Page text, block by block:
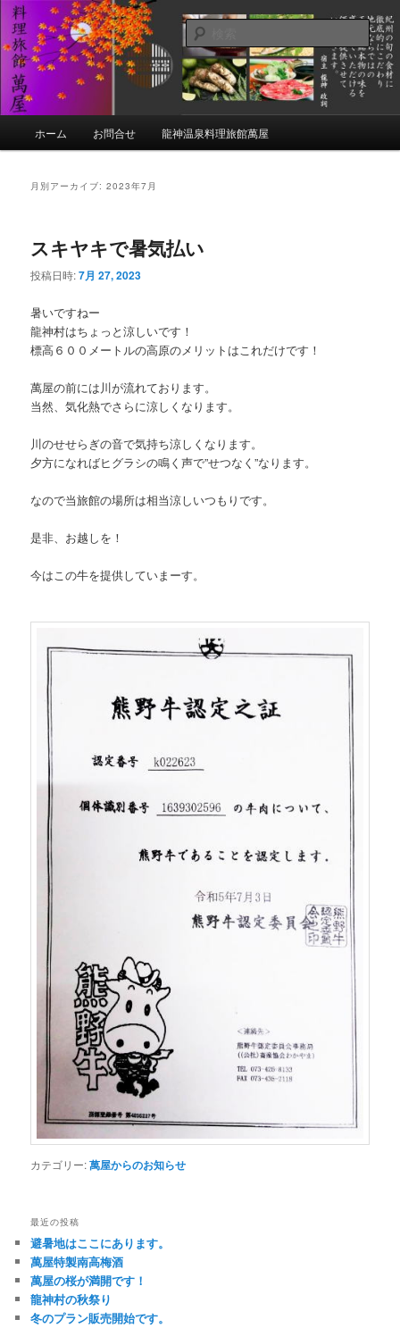
ン
テ
コ
ン
検
索
ホーム お問合せ 龍神温泉料理旅館萬屋
月別アーカイブ:2023年7月
スキヤキで暑気払い
投稿日時:7月 27, 2023
暑いですねー
龍神村はちょっと涼しいです！
標高６００メートルの高原のメリットはこれだけです！
萬屋の前には川が流れております。
当然、気化熱でさらに涼しくなります。
川のせせらぎの音で気持ち涼しくなります。
夕方になればヒグラシの鳴く声で”せつなく”なります。
なので当旅館の場所は相当涼しいつもりです。
是非、お越しを！
今はこの牛を提供していまーす。
カテゴリー:萬屋からのお知らせ
最近の投稿
避暑地はここにあります。
萬屋特製南高梅酒
萬屋の桜が満開です！
龍神村の秋祭り
冬のプラン販売開始です。